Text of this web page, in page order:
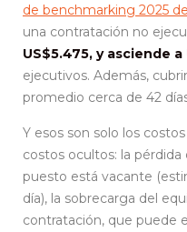
de benchmarking 2025
una contratación no
US$5.475, y asciende a
ejecutivos. Además,
promedio cerca de 42
Y esos son solo los
costos ocultos: la
puesto está vacante
día), la sobrecarga del
contratación, que puede